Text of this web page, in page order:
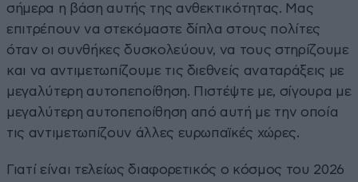
σήμερα η βάση αυτής της ανθεκτικότητας. Μας
επιτρέπουν να στεκόμαστε δίπλα στους πολίτες
όταν οι συνθήκες δυσκολεύουν, να τους στηρίζουμε
και να αντιμετωπίζουμε τις διεθνείς αναταράξεις με
μεγαλύτερη αυτοπεποίθηση. Πιστέψτε με, σίγουρα με
μεγαλύτερη αυτοπεποίθηση από αυτή με την οποία
τις αντιμετωπίζουν άλλες ευρωπαϊκές χώρες.
Γιατί είναι τελείως διαφορετικός ο κόσμος του 2026